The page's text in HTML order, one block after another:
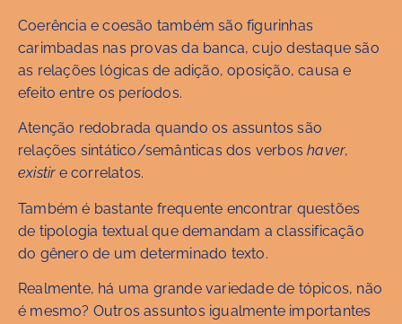
Coerência e coesão também são figurinhas
carimbadas nas provas da banca, cujo destaque são
as relações lógicas de adição, oposição, causa e
efeito entre os períodos.
Atenção redobrada quando os assuntos são
relações sintático/semânticas dos verboshaver,
existire correlatos.
Também é bastante frequente encontrar questões
de tipologia textual que demandam a classificação
do gênero de um determinado texto.
Realmente, há uma grande variedade de tópicos, não
é mesmo? Outros assuntos igualmente importantes